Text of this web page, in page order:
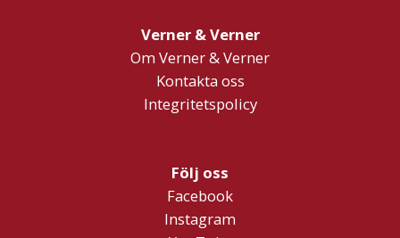
Verner & Verner
Om Verner & Verner
Kontakta oss
Integritetspolicy
Följ oss
Facebook
Instagram